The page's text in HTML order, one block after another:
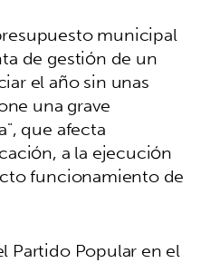
municipal
de gestión de un
el año sin unas
una grave
que afecta
a la ejecución
funcionamiento de
Partido Popular en el